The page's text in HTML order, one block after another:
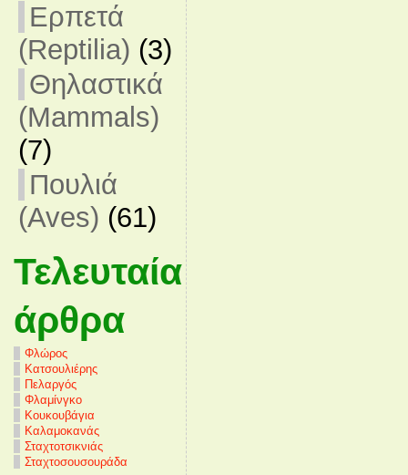
Ερπετά
(Reptilia) (3)
Θηλαστικά
(Mammals)
(7)
Πουλιά
(Aves) (61)
Τελευταία
άρθρα
Φλώρος
Κατσουλιέρης
Πελαργός
Φλαμίνγκο
Κουκουβάγια
Καλαμοκανάς
Σταχτοτσικνιάς
Σταχτοσουσουράδα